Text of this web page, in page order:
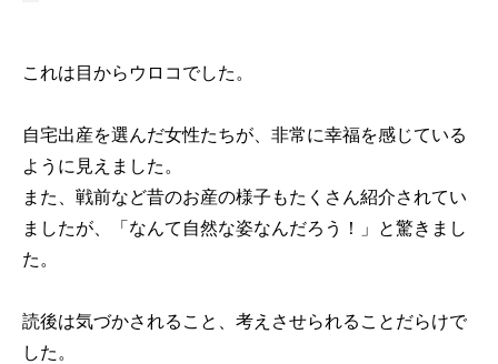
これは目からウロコでした。
自宅出産を選んだ女性たちが、非常に幸福を感じている
ように見えました。
また、戦前など昔のお産の様子もたくさん紹介されてい
ましたが、「なんて自然な姿なんだろう！」と驚きまし
た。
読後は気づかされること、考えさせられることだらけで
した。